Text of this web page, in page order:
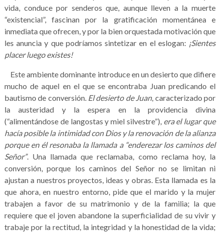
vida, conduce por senderos que, aunque lleven a la muerte
“existencial”, fascinan por la gratificación momentánea e
inmediata que ofrecen, y por la bien orquestada motivación que
les anuncia y que podríamos sintetizar en el eslogan: ¡Sientes
placer luego existes!
Este ambiente dominante introduce en un desierto que difiere
mucho de aquel en el que se encontraba Juan predicando el
bautismo de conversión. El desierto de Juan, caracterizado por
la austeridad y la espera en la providencia divina
(“alimentándose de langostas y miel silvestre”), era el lugar que
hacía posible la intimidad con Dios y la renovación de la alianza
porque en él resonaba la llamada a “enderezar los caminos del
Señor”. Una llamada que reclamaba, como reclama hoy, la
conversión, porque los caminos del Señor no se limitan ni
ajustan a nuestros proyectos, ideas y obras. Esta llamada es la
que ahora, en nuestro entorno, pide que el marido y la mujer
trabajen a favor de su matrimonio y de la familia; la que
requiere que el joven abandone la superficialidad de su vivir y
trabaje por la rectitud, la integridad y la honestidad de la vida;